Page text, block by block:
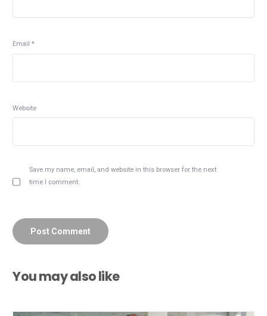
Email*
Website
Save my name, email, and website in this browser for the next
time I comment.
You may also like